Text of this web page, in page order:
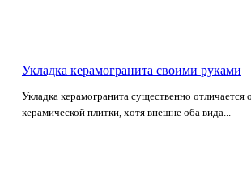
Укладка керамогранита своими руками
Укладка керамогранита существенно отличается
керамической плитки, хотя внешне оба вида...